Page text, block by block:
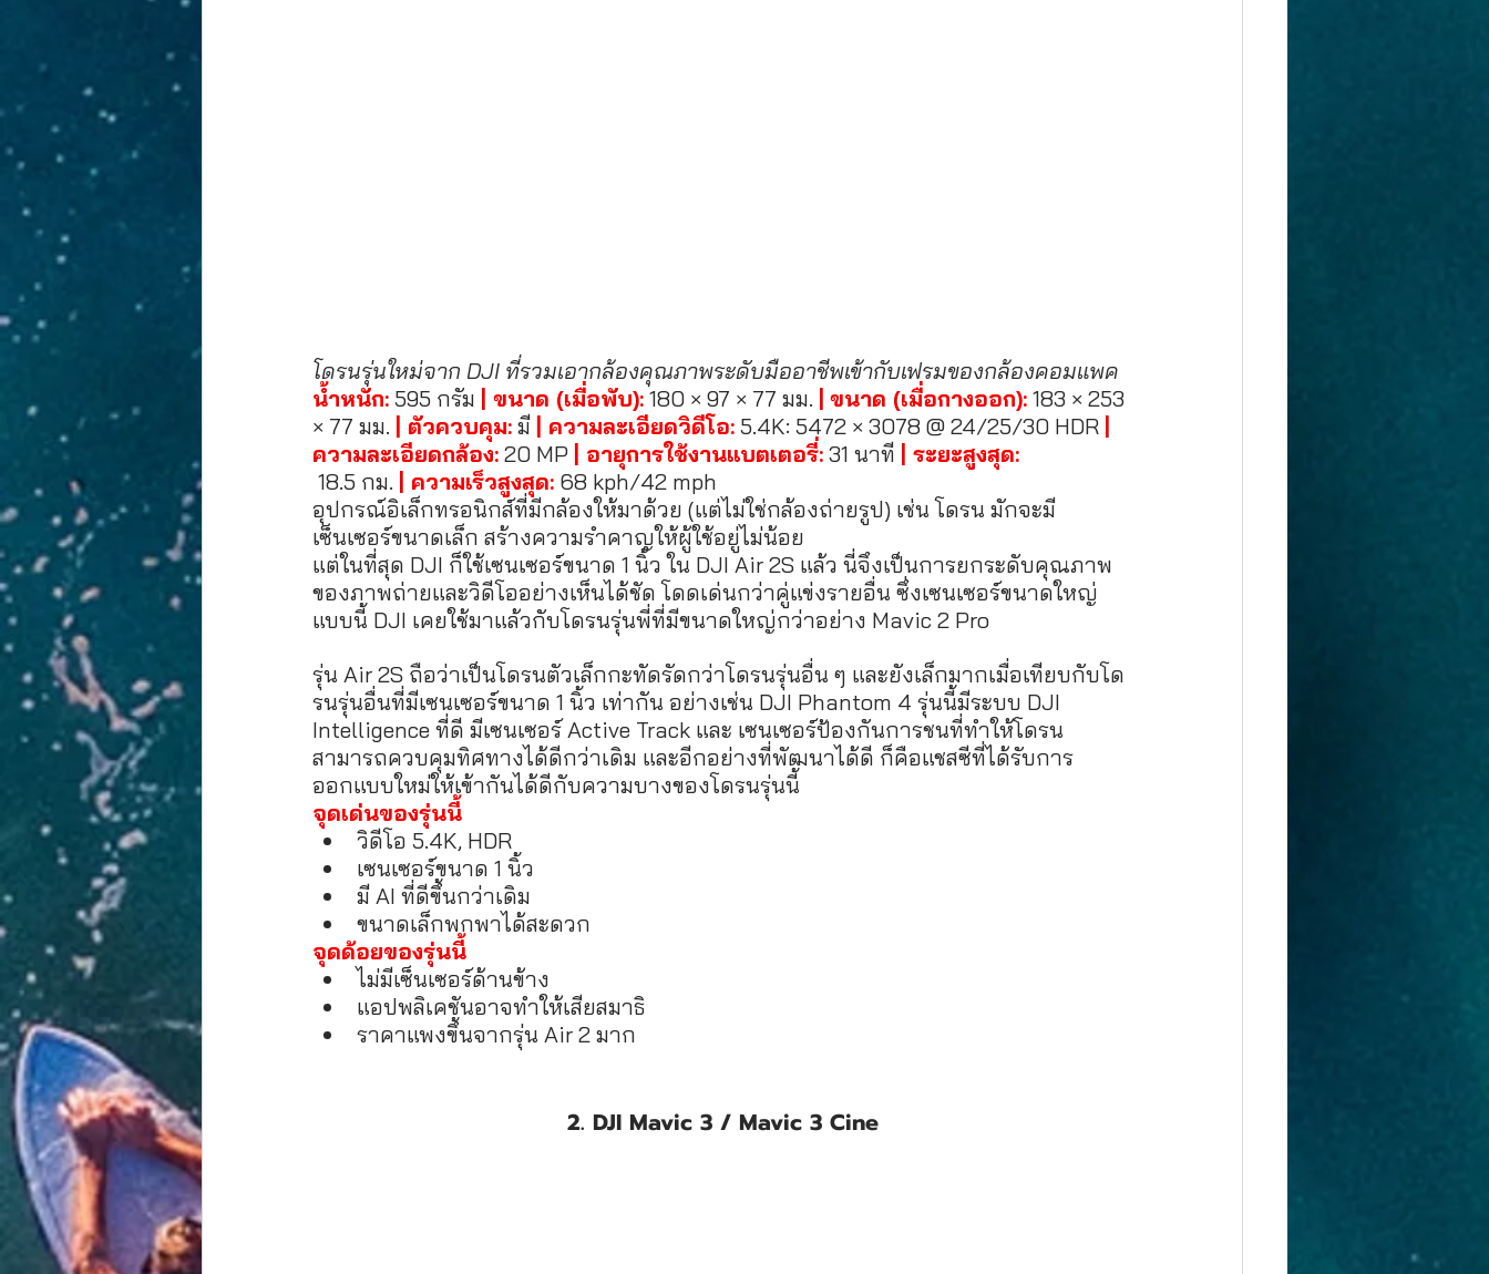
โดรนรุ่นใหม่จาก DJI ที่รวมเอากล้องคุณภาพระดับมืออาชีพเข้ากับเฟรมของกล้องคอมแพค
น้ำหนัก: 595 กรัม | ขนาด (เมื่อพับ): 180 × 97 × 77 มม. ขนาด (เมื่อกางออก): 183 × 253
× 77 มม.
| ตัวควบคุม: มี | ความละเอียดวิดีโอ: 5.4K: 5472 × 3078 @ 24/25/30 HDR
ความละเอียดกล้อง: 20 MP | อายุการใช้งานแบตเตอรี่: 31 นาที
| ระยะสูงสุด:
18.5 กม.
| ความเร็วสูงสุด: 68 kph/42 mph
อุปกรณ์อิเล็กทรอนิกส์ที่มีกล้องให้มาด้วย (แต่ไม่ใช่กล้องถ่ายรูป) เช่น โดรน มักจะมี
เซ็นเซอร์ขนาดเล็ก สร้างความรำคาญให้ผู้ใช้อยู่ไม่น้อย
แต่ในที่สุด DJI ก็ใช้เซนเซอร์ขนาด 1 นิ้ว ใน DJI Air 2S แล้ว นี่จึงเป็นการยกระดับคุณภาพ
ของภาพถ่ายและวิดีโออย่างเห็นได้ชัด โดดเด่นกว่าคู่แข่งรายอื่น ซึ่งเซนเซอร์ขนาดใหญ่
แบบนี้ DJI เคยใช้มาแล้วกับโดรนรุ่นพี่ที่มีขนาดใหญ่กว่าอย่าง Mavic 2 Pro
รุ่น Air 2S ถือว่าเป็นโดรนตัวเล็กกะทัดรัดกว่าโดรนรุ่นอื่น ๆ และยังเล็กมากเมื่อเทียบกับโด
รนรุ่นอื่นที่มีเซนเซอร์ขนาด 1 นิ้ว เท่ากัน อย่างเช่น DJI Phantom 4 รุ่นนี้มีระบบ DJI
Intelligence ที่ดี มีเซนเซอร์ Active Track และ เซนเซอร์ป้องกันการชนที่ทำให้โดรน
สามารถควบคุมทิศทางได้ดีกว่าเดิม และอีกอย่างที่พัฒนาได้ดี ก็คือแชสซีที่ได้รับการ
ออกแบบใหม่ให้เข้ากันได้ดีกับความบางของโดรนรุ่นนี้
จุดเด่นของรุ่นนี้
วิดีโอ 5.4K, HDR
เซนเซอร์ขนาด 1 นิ้ว
มี AI ที่ดีขึ้นกว่าเดิม
ขนาดเล็กพกพาได้สะดวก
จุดด้อยของรุ่นนี้
ไม่มีเซ็นเซอร์ด้านข้าง
แอปพลิเคชันอาจทำให้เสียสมาธิ
ราคาแพงขึ้นจากรุ่น Air 2 มาก
2. DJI Mavic 3 / Mavic 3 Cine